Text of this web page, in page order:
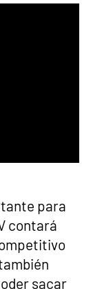
para
contará
sacar